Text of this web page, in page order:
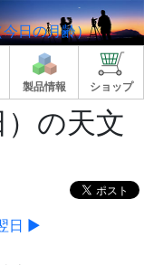
製品情報 ショップ
の天文
日 ▶